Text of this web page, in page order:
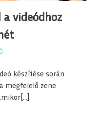
videódhoz
készítése során
megfelelő zene